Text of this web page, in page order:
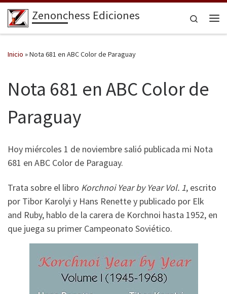
Saltar al contenido
Zenonchess Ediciones
Search
Inicio »Nota 681 en ABC Color de Paraguay
Nota 681 en ABC Color de
Paraguay
Hoy miércoles 1 de noviembre salió publicada mi Nota
681 en ABC Color de Paraguay.
Trata sobre el libro Korchnoi Year by Year Vol. 1, escrito
por Tibor Karolyi y Hans Renette y publicado por Elk
and Ruby, hablo de la carera de Korchnoi hasta 1952, en
que juega su primer Campeonato Soviético.